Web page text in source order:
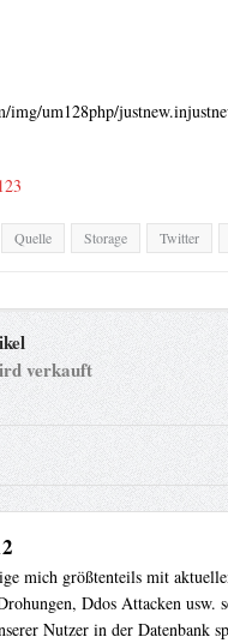
Quelle Storage Twitter
verkauft
mich größtenteils mit
Ddos Attacken usw.
Nutzer in der Datenbank